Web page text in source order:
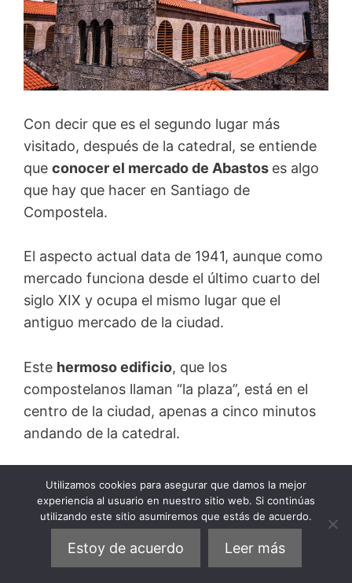
Con decir que es el segundo lugar más
visitado, después de la catedral, se entiende
que conocer el mercado de Abastos es algo
que hay que hacer en Santiago de
Compostela.
El aspecto actual data de 1941, aunque como
mercado funciona desde el último cuarto del
siglo XIX y ocupa el mismo lugar que el
antiguo mercado de la ciudad.
Este hermoso edificio, que los
compostelanos llaman “la plaza”, está en el
centro de la ciudad, apenas a cinco minutos
andando de la catedral.
Está dividido en ocho naves de granito con
formas de iglesias y reminiscencias
románicas. En su interior se alinean, enmás
de 300 puestos, toda clase de productos,
como mariscos, pescados, carnes, quesos,
Utilizamos cookies para asegurar que damos la mejor
experiencia al usuario en nuestro sitio web. Si continúas
utilizando este sitio asumiremos que estás de acuerdo.
Estoy de acuerdo Leer más